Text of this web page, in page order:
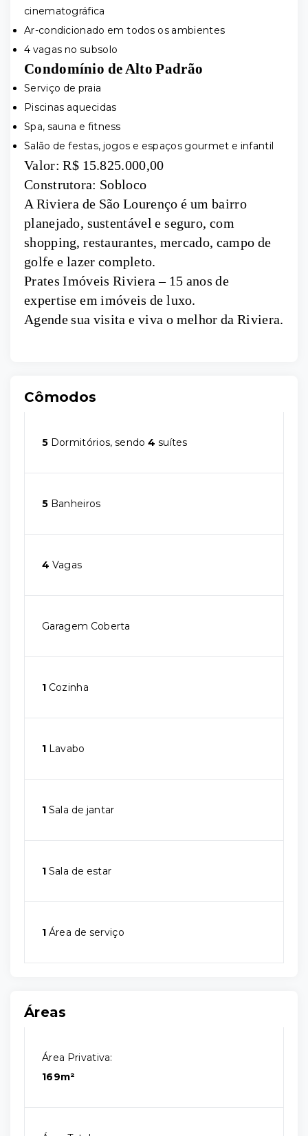
cinematográfica
Ar-condicionado em todos os ambientes
4 vagas no subsolo
Condomínio de Alto Padrão
Serviço de praia
Piscinas aquecidas
Spa, sauna e fitness
Salão de festas, jogos e espaços gourmet e infantil
Valor: R$ 15.825.000,00
Construtora: Sobloco
A Riviera de São Lourenço é um bairro
planejado, sustentável e seguro, com
shopping, restaurantes, mercado, campo de
golfe e lazer completo.
Prates Imóveis Riviera – 15 anos de
expertise em imóveis de luxo.
Agende sua visita e viva o melhor da Riviera.
Cômodos
5 Dormitórios, sendo4 suítes
5 Banheiros
4 Vagas
Garagem Coberta
1 Cozinha
1 Lavabo
1 Sala de jantar
1 Sala de estar
1 Área de serviço
Áreas
Área Privativa:
169m²